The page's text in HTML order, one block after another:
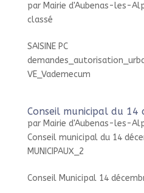
par Mairie d'Aubenas-les-
classé
SAISINE PC
VE_Vademecum
Conseil municipal du 14
par Mairie d'Aubenas-les-
Conseil municipal du 14
MUNICIPAUX_2
Conseil Municipal 14